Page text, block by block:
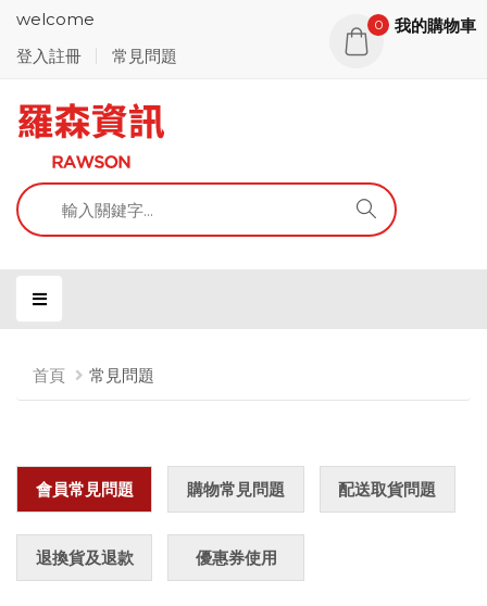
welcome
登入註冊
常見問題
0 我的購物車
首頁 常見問題
會員常見問題 購物常見問題 配送取貨問題
退換貨及退款 優惠券使用